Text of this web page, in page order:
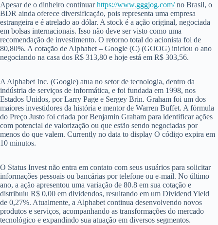
Apesar de o dinheiro continuarhttps://www.gggjog.com/no Brasil, o
BDR ainda oferece diversificação, pois representa uma empresa
estrangeira e é atrelado ao dólar. A stock é a ação original, negociada
em bolsas internacionais. Isso não deve ser visto como uma
recomendação de investimento. O retorno total do acionista foi de
80,80%. A cotação de Alphabet – Google (C) (GOOG) iniciou o ano
negociando na casa dos R$ 313,80 e hoje está em R$ 303,56.
A Alphabet Inc. (Google) atua no setor de tecnologia, dentro da
indústria de serviços de informática, e foi fundada em 1998, nos
Estados Unidos, por Larry Page e Sergey Brin. Graham foi um dos
maiores investidores da história e mentor de Warren Buffet. A fórmula
do Preço Justo foi criada por Benjamin Graham para identificar ações
com potencial de valorização ou que estão sendo negociadas por
menos do que valem. Currently no data to display O código expira em
10 minutos.
O Status Invest não entra em contato com seus usuários para solicitar
informações pessoais ou bancárias por telefone ou e-mail. No último
ano, a ação apresentou uma variação de 80.8 em sua cotação e
distribuiu R$ 0,00 em dividendos, resultando em um Dividend Yield
de 0,27%. Atualmente, a Alphabet continua desenvolvendo novos
produtos e serviços, acompanhando as transformações do mercado
tecnológico e expandindo sua atuação em diversos segmentos.